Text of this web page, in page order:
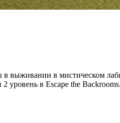
в выживании в мистическом
уровень в Escape the Backrooms.